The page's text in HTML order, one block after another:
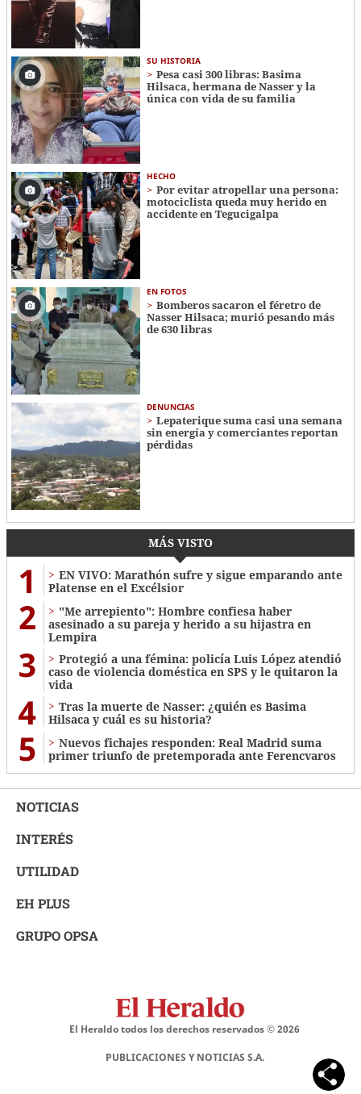
SU HISTORIA
Pesa casi 300 libras: Basima
Hilsaca, hermana de Nasser y la
única con vida de su familia
HECHO
Por evitar atropellar una persona:
motociclista queda muy herido en
accidente en Tegucigalpa
EN FOTOS
Bomberos sacaron el féretro de
Nasser Hilsaca; murió pesando más
de 630 libras
DENUNCIAS
Lepaterique suma casi una semana
sin energía y comerciantes reportan
pérdidas
MÁS VISTO
1
EN VIVO: Marathón sufre y sigue emparando ante
Platense en el Excélsior
2
"Me arrepiento": Hombre confiesa haber
asesinado a su pareja y herido a su hijastra en
Lempira
3
Protegió a una fémina: policía Luis López atendió
caso de violencia doméstica en SPS y le quitaron la
vida
4
Tras la muerte de Nasser: ¿quién es Basima
Hilsaca y cuál es su historia?
5
Nuevos fichajes responden: Real Madrid suma
primer triunfo de pretemporada ante Ferencvaros
NOTICIAS
INTERÉS
UTILIDAD
EH PLUS
GRUPO OPSA
El Heraldo todos los derechos reservados ©2026
PUBLICACIONES Y NOTICIAS S.A.